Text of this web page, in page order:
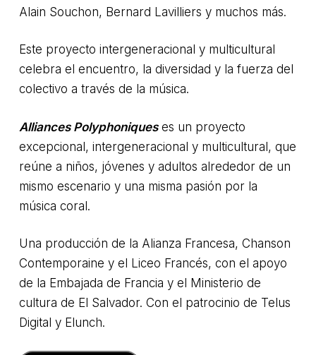
Alain Souchon, Bernard Lavilliers y muchos más.
Este proyecto intergeneracional y multicultural
celebra el encuentro, la diversidad y la fuerza del
colectivo a través de la música.
Alliances Polyphoniqueses un proyecto
excepcional, intergeneracional y multicultural, que
reúne a niños, jóvenes y adultos alrededor de un
mismo escenario y una misma pasión por la
música coral.
Una producción de la Alianza Francesa, Chanson
Contemporaine y el Liceo Francés, con el apoyo
de la Embajada de Francia y el Ministerio de
cultura de El Salvador. Con el patrocinio de Telus
Digital y Elunch.